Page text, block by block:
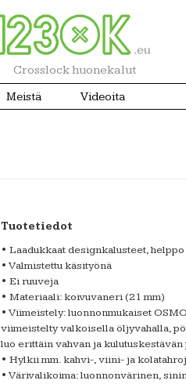
Crosslock huonekalut
Meistä Videoita
Tuotetiedot
• Laadukkaat designkalusteet, helppo
• Valmistettu käsityönä
• Ei ruuveja
• Materiaali: koivuvaneri (21 mm)
• Viimeistely: luonnonmukaiset
viimeistelty valkoisella öljyvahalla,
luo erittäin vahvan ja kulutuskestävän
• Hylkii mm. kahvi-, viini- ja
• Värivalikoima: luonnonvärinen,